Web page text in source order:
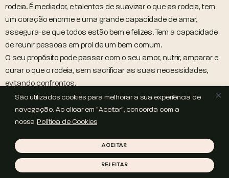
São utilizados cookies para melhorar a sua experiência de
navegação. Ao clicar em "Aceitar", concorda com a
nossa Política de Cookies
REJEITAR
ACEITAR
rodeia. É mediador, e talentos de suavizar o que as rodeia, tem
um coração enorme e uma grande capacidade de amar,
assegura-se que todos estão bem e felizes. Tem a capacidade
de reunir pessoas em prol de um bem comum.
O seu propósito pode passar com o seu amor, nutrir, amparar e
curar o que o rodeia, sem sacrificar as suas necessidades,
evitando confrontos.
COPYRIGHT © 2025 HELENA SOUSA | WEBSITE PORLOVE THIS
BRAND STUDIO
E CONDIÇÕES